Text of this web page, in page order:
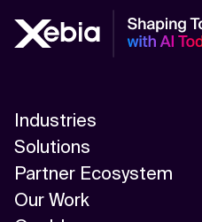
Industries
Solutions
Partner Ecosystem
Our Work